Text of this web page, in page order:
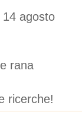
agosto
rana
ricerche!